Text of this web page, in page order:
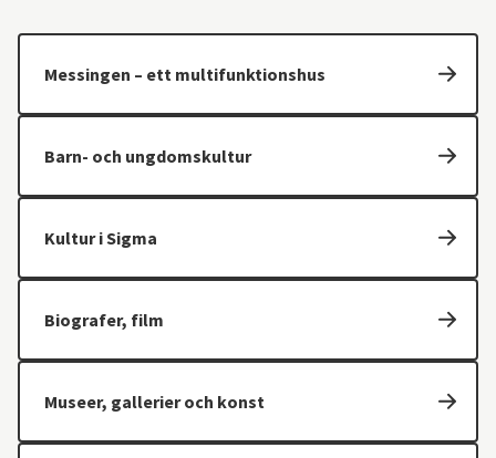
Messingen – ett multifunktionshus
Barn- och ungdomskultur
Kultur i Sigma
Biografer, film
Museer, gallerier och konst